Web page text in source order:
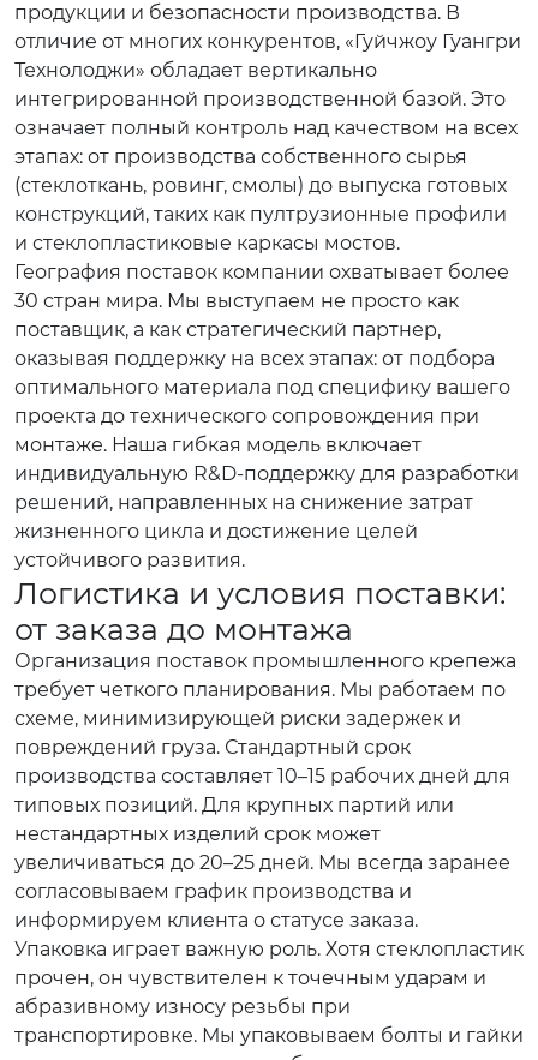
продукции и безопасности производства. В
отличие от многих конкурентов, «Гуйчжоу Гуангри
Технолоджи» обладает вертикально
интегрированной производственной базой. Это
означает полный контроль над качеством на всех
этапах: от производства собственного сырья
(стеклоткань, ровинг, смолы) до выпуска готовых
конструкций, таких как пултрузионные профили
и стеклопластиковые каркасы мостов.
География поставок компании охватывает более
30 стран мира. Мы выступаем не просто как
поставщик, а как стратегический партнер,
оказывая поддержку на всех этапах: от подбора
оптимального материала под специфику вашего
проекта до технического сопровождения при
монтаже. Наша гибкая модель включает
индивидуальную R&D-поддержку для разработки
решений, направленных на снижение затрат
жизненного цикла и достижение целей
устойчивого развития.
Логистика и условия поставки:
от заказа до монтажа
Организация поставок промышленного крепежа
требует четкого планирования. Мы работаем по
схеме, минимизирующей риски задержек и
повреждений груза. Стандартный срок
производства составляет 10–15 рабочих дней для
типовых позиций. Для крупных партий или
нестандартных изделий срок может
увеличиваться до 20–25 дней. Мы всегда заранее
согласовываем график производства и
информируем клиента о статусе заказа.
Упаковка играет важную роль. Хотя стеклопластик
прочен, он чувствителен к точечным ударам и
абразивному износу резьбы при
транспортировке. Мы упаковываем болты и гайки